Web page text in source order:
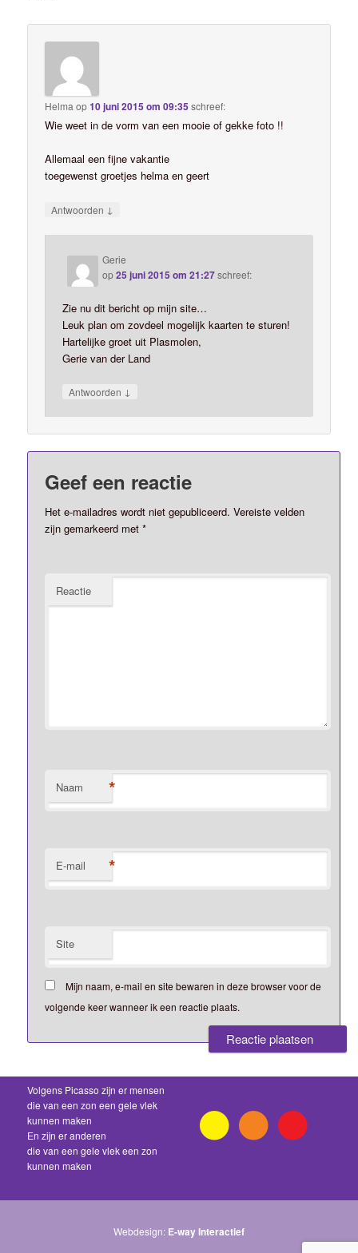
Helma op10 juni 2015 om 09:35 schreef:
Wie weet in de vorm van een mooie of gekke foto !!
Allemaal een fijne vakantie
toegewenst groetjes helma en geert
Antwoorden ↓
Gerie
op25 juni 2015 om 21:27schreef:
Zie nu dit bericht op mijn site…
Leuk plan om zovdeel mogelijk kaarten te sturen!
Hartelijke groet uit Plasmolen,
Gerie van der Land
Antwoorden ↓
Geef een reactie
Het e-mailadres wordt niet gepubliceerd. Vereiste velden
zijn gemarkeerd met*
Reactie
Naam *
E-mail *
Site
Mijn naam, e-mail en site bewaren in deze browser voor de
volgende keer wanneer ik een reactie plaats.
Volgens Picasso zijn er mensen
die van een zon een gele vlek
kunnen maken
En zijn er anderen
die van een gele vlek een zon
kunnen maken
Webdesign: E-way Interactief